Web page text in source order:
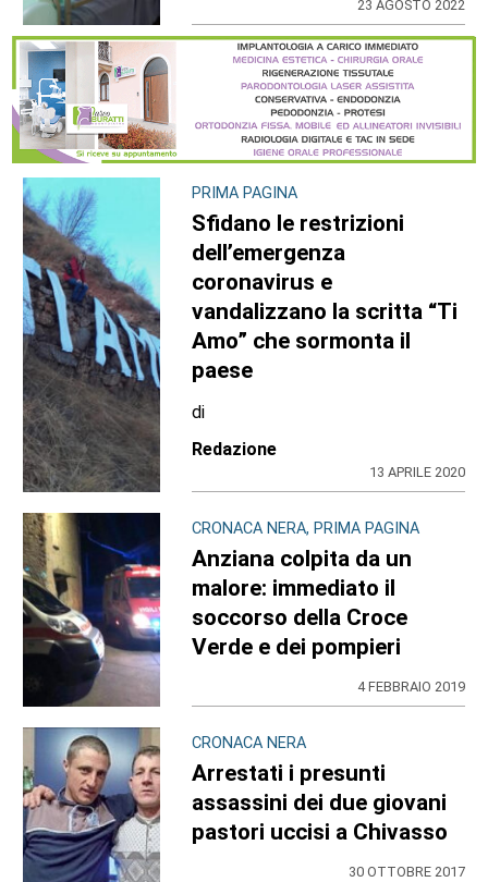
23 AGOSTO 2022
PRIMA PAGINA
Sfidano le restrizioni
dell’emergenza
coronavirus e
vandalizzano la scritta “Ti
Amo” che sormonta il
paese
di
Redazione
13 APRILE 2020
CRONACA NERA, PRIMA PAGINA
Anziana colpita da un
malore: immediato il
soccorso della Croce
Verde e dei pompieri
4 FEBBRAIO 2019
CRONACA NERA
Arrestati i presunti
assassini dei due giovani
pastori uccisi a Chivasso
30 OTTOBRE 2017